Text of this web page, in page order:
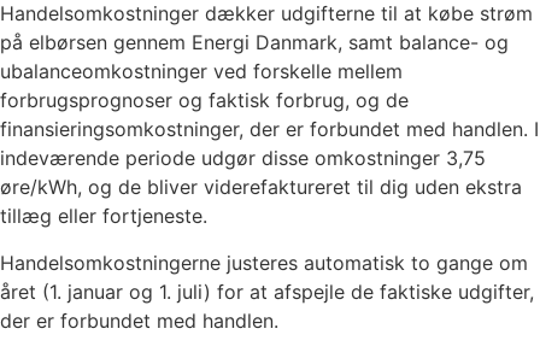
Handelsomkostninger dækker udgifterne til at købe strøm
på elbørsen gennem Energi Danmark, samt balance- og
ubalanceomkostninger ved forskelle mellem
forbrugsprognoser og faktisk forbrug, og de
finansieringsomkostninger, der er forbundet med handlen. I
indeværende periode udgør disse omkostninger 3,75
øre/kWh, og de bliver viderefaktureret til dig uden ekstra
tillæg eller fortjeneste.
Handelsomkostningerne justeres automatisk to gange om
året (1. januar og 1. juli) for at afspejle de faktiske udgifter,
der er forbundet med handlen.